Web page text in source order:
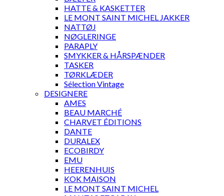
HATTE & KASKETTER
LE MONT SAINT MICHEL JAKKER
NATTØJ
NØGLERINGE
PARAPLY
SMYKKER & HÅRSPÆNDER
TASKER
TØRKLÆDER
Sélection Vintage
DESIGNERE
AMES
BEAU MARCHÉ
CHARVET ÉDITIONS
DANTE
DURALEX
ECOBIRDY
EMU
HEERENHUIS
KOK MAISON
LE MONT SAINT MICHEL